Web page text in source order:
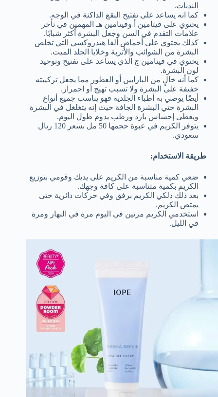
الندبات.
كما انه يساعد على تفتيح البقع الداكنة في الوجه.
يحتوي على فيتامين أ وفيتامين هـ المهمين في تأخر
علامات التقدم في السن وجعل البشرة أكثر شبابًا.
كذلك يحتوي على أحماض ألفا هيدروكسي التي تخلص
البشرة من الشوائب والأتربة وخلايا الجلد الميت.
يحتوي في فيتامين ج الذي يساعد على تفتيح وتوحيد
لون البشرة.
كما أنه خالٍ من البارابين أو العطور مما يجعل تركيبته
خفيفة على البشرة ولا تسبب تهيج أو احمرار.
أيضًا يوصي به أطباء الجلدية فهو يناسب جميع أنواع
البشرة حتي البشرة الجافة حيث إنه يتغلغل في البشرة
ويعطى إحساس بارد ورطب يدوم طول اليوم.
يتوفر الكريم في عبوة حجمها 50 مل بسعر 120 ريال
سعودي.
طريقة الاستخدام:
ضعي كمية مناسبة من الكريم على يديك وقومي بتوزيع
الكريم بكمية متناسبة على كافة وجهك.
بعد ذلك دلكي الكريم برفق وفي حركات دائرية حتى
يمتص الكريم.
استخدمي الكريم مرتين في اليوم مرة في النهار ومرة
في الليل.